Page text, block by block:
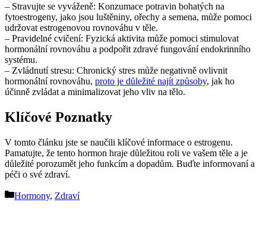
– Stravujte se vyváženě: Konzumace potravin bohatých na
fytoestrogeny, jako jsou luštěniny, ořechy a semena, může pomoci
udržovat estrogenovou rovnováhu v těle.
– Pravidelné cvičení: Fyzická aktivita může pomoci stimulovat
hormonální rovnováhu a podpořit zdravé fungování endokrinního
systému.
– Zvládnutí stresu: Chronický stres může negativně ovlivnit
hormonální rovnováhu, proto je důležité najít způsoby, jak ho
účinně zvládat a minimalizovat jeho vliv na tělo.
Klíčové Poznatky
V tomto článku jste se naučili klíčové informace o estrogenu.
Pamatujte, že tento hormon hraje důležitou roli ve vašem těle a je
důležité porozumět jeho funkcím a dopadům. Buďte informovaní a
péči o své zdraví.
Rubriky
Hormony, Zdraví